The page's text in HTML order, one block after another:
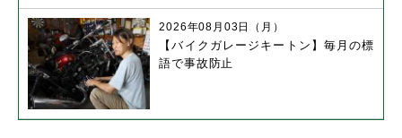
【バイクガレージキートン】毎月の標
語で事故防止
2026年08月03日（月）